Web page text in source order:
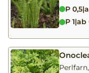
P 0,5|
P 1|ab